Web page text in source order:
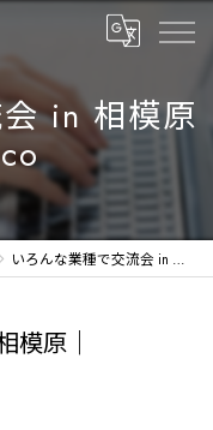
in 相模原
いろんな業種で交流会 in 相模原｜noconoco
原｜